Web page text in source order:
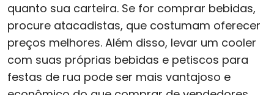
quanto sua carteira. Se for comprar bebidas,
procure atacadistas, que costumam oferecer
preços melhores. Além disso, levar um cooler
com suas próprias bebidas e petiscos para
festas de rua pode ser mais vantajoso e